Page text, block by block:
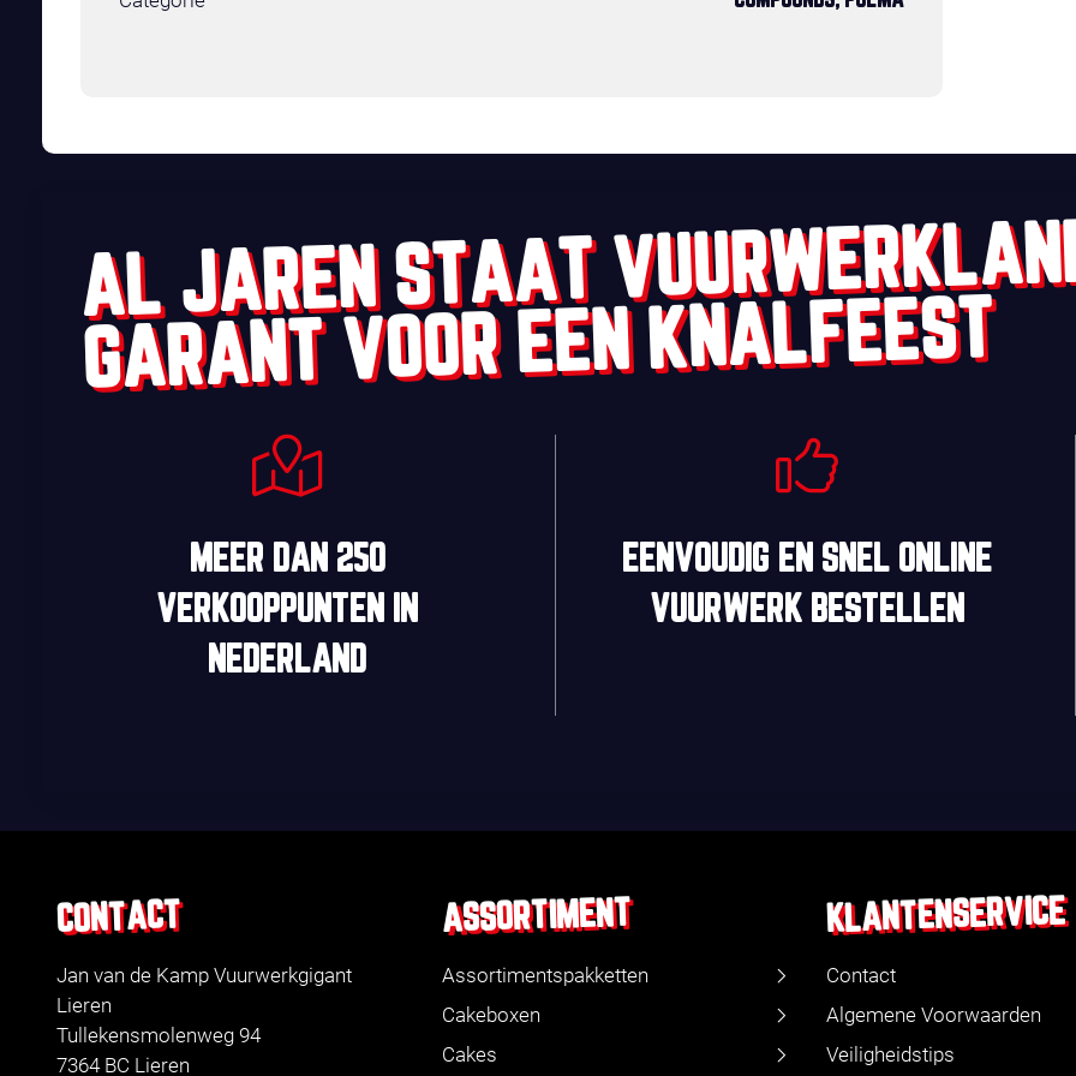
AL JAREN STAAT
GARANT VOOR EEN KNALFEEST
MEER DAN 250
VERKOOPPUNTEN
IN
NEDERLAND
EENVOUDIG EN SNELONLINE
VUURWERK BESTELLEN
CONTACT
Jan van de Kamp Vuurwerkgigant
Lieren
Tullekensmolenweg 94
7364 BC Lieren
ASSORTIMENT
Assortimentspakketten
Cakeboxen
Cakes
KLANTENSERVICE
Contact
Algemene Voorwaarden
Veiligheidstips